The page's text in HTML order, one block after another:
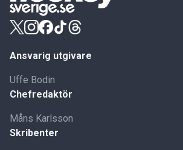
Ansvarig utgivare
Uffe Bodin
Chefredaktör
Måns Karlsson
Skribenter